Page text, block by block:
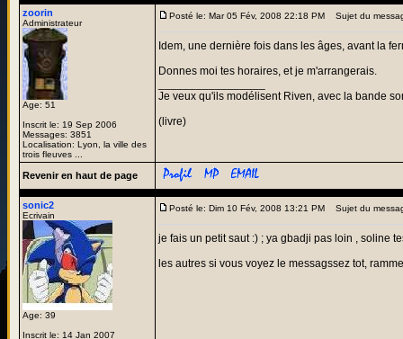
zoorin
Administrateur
Age: 51
Inscrit le: 19 Sep 2006
Messages: 3851
Localisation: Lyon, la ville des
trois fleuves ...
Posté le: Mar 05 Fév, 2008 22:18 PM Sujet du
Idem, une dernière fois dans les âges, avant la
Donnes moi tes horaires, et je m'arrangerais.
Je veux qu'ils modélisent Riven, avec la bande
(livre)
Revenir en haut de page
sonic2
Ecrivain
Age: 39
Inscrit le: 14 Jan 2007
Posté le: Dim 10 Fév, 2008 13:21 PM Sujet du
je fais un petit saut :) ; ya gbadji pas loin , soline
les autres si vous voyez le messagssez tot,